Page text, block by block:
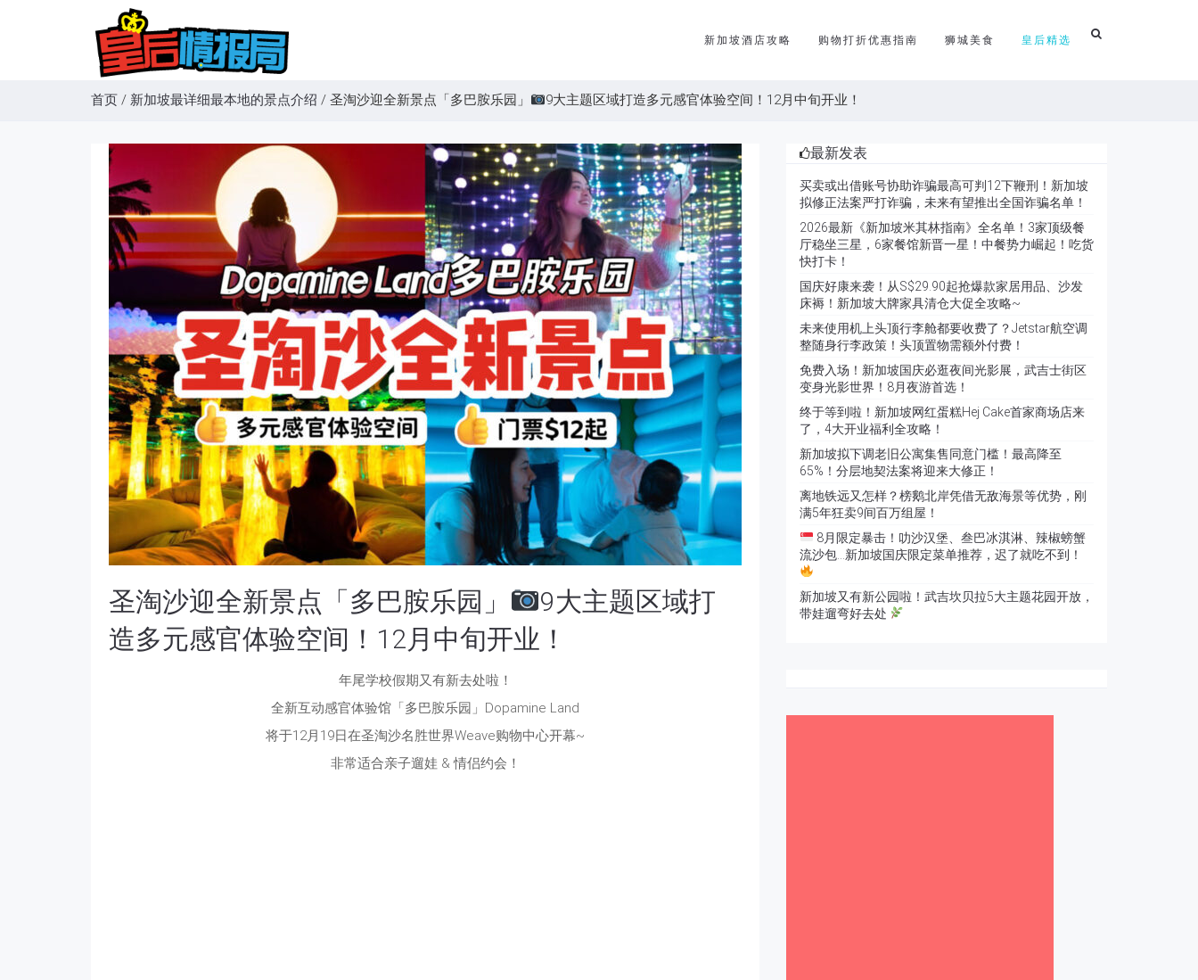
新加坡酒店攻略 购物打折优惠指南 狮城美食 皇后精选
首页 / 新加坡最详细最本地的景点介绍 / 圣淘沙迎全新景点「多巴胺乐园」 9大主题区域打造多元感官体验空间！12月中旬开业！
圣淘沙迎全新景点「多巴胺乐园」
9大主题区域打
造多元感官体验空间！12月中旬开业！
年尾学校假期又有新去处啦！
全新互动感官体验馆「多巴胺乐园」Dopamine Land
将于12月19日在圣淘沙名胜世界Weave购物中心开幕~
非常适合亲子遛娃 & 情侣约会！
最新发表
买卖或出借账号协助诈骗最高可判12下鞭刑！新加坡
拟修正法案严打诈骗，未来有望推出全国诈骗名单！
2026最新《新加坡米其林指南》全名单！3家顶级餐
厅稳坐三星，6家餐馆新晋一星！中餐势力崛起！吃货
快打卡！
国庆好康来袭！从S$29.90起抢爆款家居用品、沙发
床褥！新加坡大牌家具清仓大促全攻略~
未来使用机上头顶行李舱都要收费了？Jetstar航空调
整随身行李政策！头顶置物需额外付费！
免费入场！新加坡国庆必逛夜间光影展，武吉士街区
变身光影世界！8月夜游首选！
终于等到啦！新加坡网红蛋糕Hej Cake首家商场店来
了，4大开业福利全攻略！
新加坡拟下调老旧公寓集售同意门槛！最高降至
65%！分层地契法案将迎来大修正！
离地铁远又怎样？榜鹅北岸凭借无敌海景等优势，刚
满5年狂卖9间百万组屋！
8月限定暴击！叻沙汉堡、叁巴冰淇淋、辣椒螃蟹
流沙包…新加坡国庆限定菜单推荐，迟了就吃不到！
新加坡又有新公园啦！武吉坎贝拉5大主题花园开放，
带娃遛弯好去处